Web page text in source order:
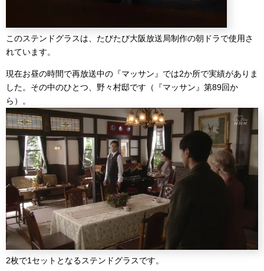
このステンドグラスは、たびたび大阪放送局制作の朝ドラで使用さ
れています。
現在お昼の時間で再放送中の『マッサン』では2か所で実績がありま
した。その中のひとつ、野々村邸です（『マッサン』第89回か
ら）。
2枚で1セットとなるステンドグラスです。